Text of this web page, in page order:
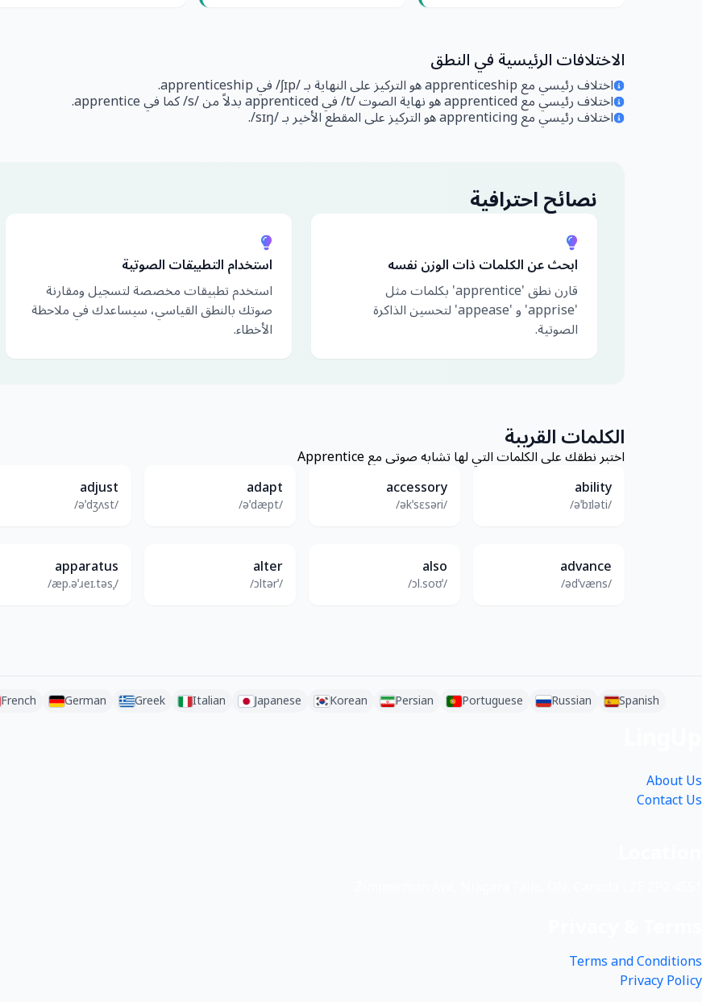
الاختلافات الرئيسية في النطق
اختلاف رئيسي مع apprenticeship هو التركيز على النهاية بـ /ʃɪp/ في apprenticeship.
اختلاف رئيسي مع apprenticed هو نهاية الصوت /t/ في apprenticed بدلاً من /s/ كما في apprentice.
اختلاف رئيسي مع apprenticing هو التركيز على المقطع الأخير بـ /sɪŋ/.
نصائح احترافية
ابحث عن الكلمات ذات الوزن نفسه
قارن نطق 'apprentice' بكلمات مثل
'apprise' و 'appease' لتحسين الذاكرة
الصوتية.
استخدام التطبيقات الصوتية
استخدم تطبيقات مخصصة لتسجيل ومقارنة
صوتك بالنطق القياسي، سيساعدك في ملاحظة
الأخطاء.
الكلمات القريبة
اختبر نطقك على الكلمات التي لها تشابه صوتي مع Apprentice
ability
/əˈbɪləti/
accessory
/əkˈsɛsəri/
adapt
/əˈdæpt/
adjust
/əˈdʒʌst/
advance
/ədˈvæns/
also
/ˈɔl.soʊ/
alter
/ˈɔltər/
apparatus
/ˌæp.əˈɹeɪ.təs/
French German Greek Italian Japanese Korean Persian Portuguese Russian Spanish
About Us
Contact Us
Terms and Conditions
Privacy Policy